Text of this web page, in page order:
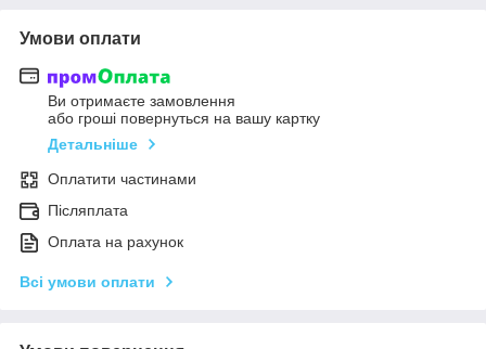
Умови оплати
Ви отримаєте замовлення
або гроші повернуться на вашу картку
Детальніше
Оплатити частинами
Післяплата
Оплата на рахунок
Всі умови оплати